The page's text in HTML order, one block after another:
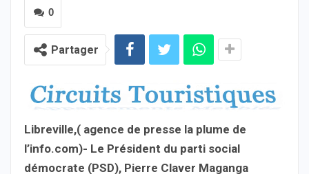
0
Partager
Libreville,( agence de presse la plume de
l’info.com)- Le Président du parti social
démocrate (PSD), Pierre Claver Maganga